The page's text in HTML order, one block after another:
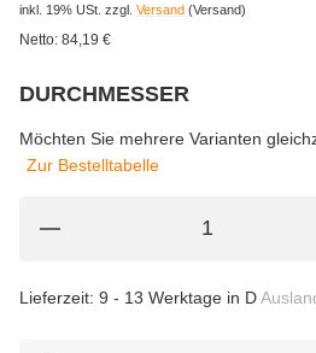
inkl. 19% USt. zzgl. Versand (Versand)
Netto: 84,19 €
DURCHMESSER
Möchten Sie mehrere Varianten
Zur Bestelltabelle
Lieferzeit: 9 - 13 Werktage in D